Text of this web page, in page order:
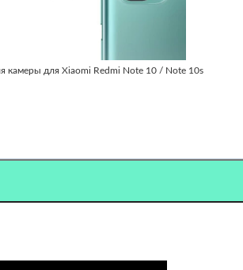
камеры для Xiaomi Redmi Note 10 / Note 10s